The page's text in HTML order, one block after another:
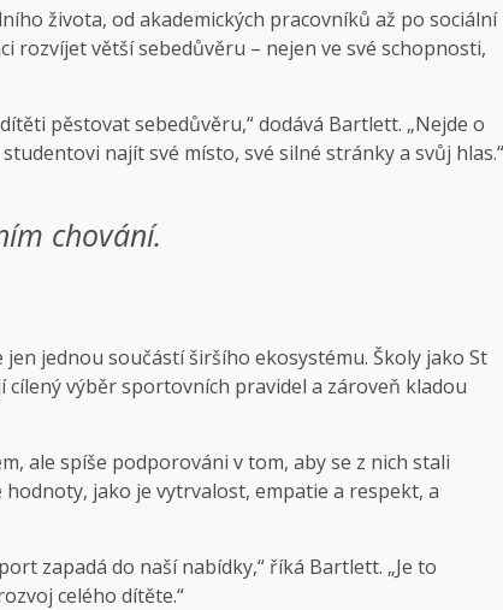
života, od akademických pracovníků až po sociální
rozvíjet větší sebedůvěru – nejen ve své schopnosti,
pěstovat sebedůvěru,“ dodává Bartlett. „Nejde o
najít své místo, své silné stránky a svůj hlas.“
chování.
jednou součástí širšího ekosystému. Školy jako St
výběr sportovních pravidel a zároveň kladou
ale spíše podporováni v tom, aby se z nich stali
jako je vytrvalost, empatie a respekt, a
zapadá do naší nabídky,“ říká Bartlett. „Je to
celého dítěte.“